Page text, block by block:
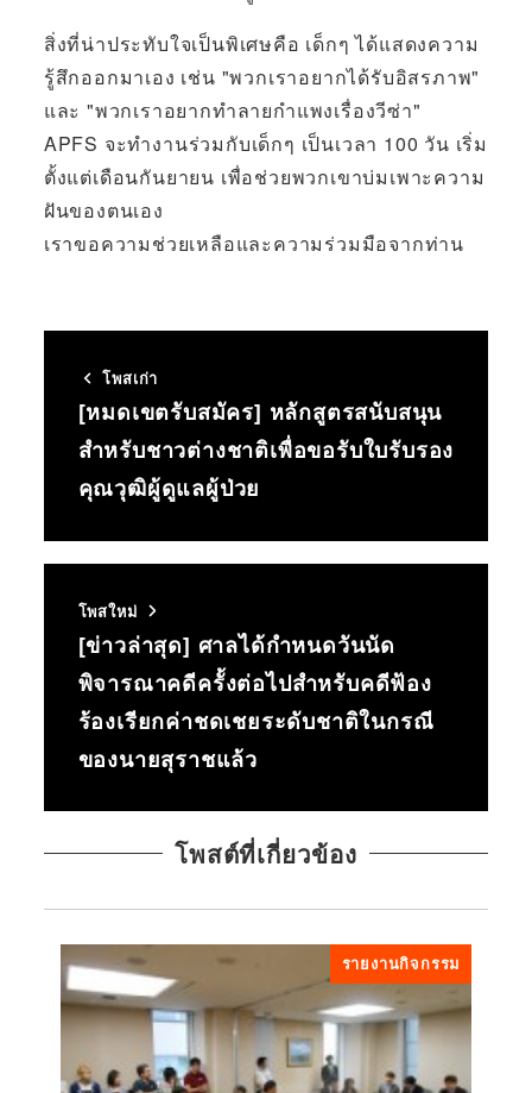
สิ่งที่น่าประทับใจเป็นพิเศษคือ เด็กๆ ได้แสดงความ
รู้สึกออกมาเอง เช่น "พวกเราอยากได้รับอิสรภาพ"
และ "พวกเราอยากทำลายกำแพงเรื่องวีซ่า"
APFS จะทำงานร่วมกับเด็กๆ เป็นเวลา 100 วัน เริ่ม
ตั้งแต่เดือนกันยายน เพื่อช่วยพวกเขาบ่มเพาะความ
ฝันของตนเอง
เราขอความช่วยเหลือและความร่วมมือจากท่าน
โพสเก่า
[หมดเขตรับสมัคร] หลักสูตรสนับสนุน
สำหรับชาวต่างชาติเพื่อขอรับใบรับรอง
คุณวุฒิผู้ดูแลผู้ป่วย
โพสใหม่
[ข่าวล่าสุด] ศาลได้กำหนดวันนัด
พิจารณาคดีครั้งต่อไปสำหรับคดีฟ้อง
ร้องเรียกค่าชดเชยระดับชาติในกรณี
ของนายสุราชแล้ว
โพสต์ที่เกี่ยวข้อง
รายงานกิจกรรม